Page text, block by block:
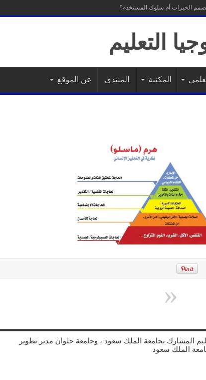
نصمم الخبرات أم سلوك المستخدم؟
المكتبة المنتدى عن الموقع
المشارك بجامعة الملك سعود ، وجامعة حلوان مدير تطوير
الملك سعود